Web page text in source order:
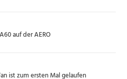
auf der AERO
ist zum ersten Mal gelaufen